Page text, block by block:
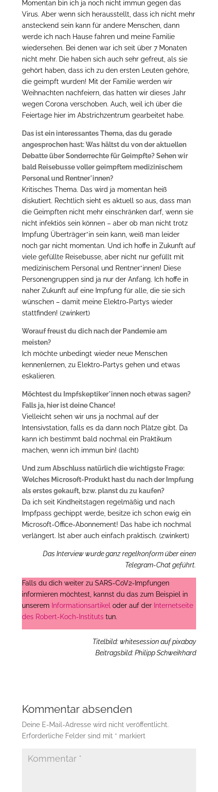
Momentan bin ich ja noch nicht immun gegen das
Virus. Aber wenn sich herausstellt, dass ich nicht mehr
ansteckend sein kann für andere Menschen, dann
werde ich nach Hause fahren und meine Familie
wiedersehen. Bei denen war ich seit über 7 Monaten
nicht mehr. Die haben sich auch sehr gefreut, als sie
gehört haben, dass ich zu den ersten Leuten gehöre,
die geimpft wurden! Mit der Familie werden wir
Weihnachten nachfeiern, das hatten wir dieses Jahr
wegen Corona verschoben. Auch, weil ich über die
Feiertage hier im Abstrichzentrum gearbeitet habe.
Das ist ein interessantes Thema, das du gerade
angesprochen hast: Was hältst du von der aktuellen
Debatte über Sonderrechte für Geimpfte? Sehen wir
bald Reisebusse voller geimpftem medizinischem
Personal und Rentner*innen?
Kritisches Thema. Das wird ja momentan heiß
diskutiert. Rechtlich sieht es aktuell so aus, dass man
die Geimpften nicht mehr einschränken darf, wenn sie
nicht infektiös sein können – aber ob man nicht trotz
Impfung Überträger*in sein kann, weiß man leider
noch gar nicht momentan. Und ich hoffe in Zukunft auf
viele gefüllte Reisebusse, aber nicht nur gefüllt mit
medizinischem Personal und Rentner*innen! Diese
Personengruppen sind ja nur der Anfang. Ich hoffe in
naher Zukunft auf eine Impfung für alle, die sie sich
wünschen – damit meine Elektro-Partys wieder
stattfinden! (zwinkert)
Worauf freust du dich nach der Pandemie am
meisten?
Ich möchte unbedingt wieder neue Menschen
kennenlernen, zu Elektro-Partys gehen und etwas
eskalieren.
Möchtest du Impfskeptiker*innen noch etwas sagen?
Falls ja, hier ist deine Chance!
Vielleicht sehen wir uns ja nochmal auf der
Intensivstation, falls es da dann noch Plätze gibt. Da
kann ich bestimmt bald nochmal ein Praktikum
machen, wenn ich immun bin! (lacht)
Und zum Abschluss natürlich die wichtigste Frage:
Welches Microsoft-Produkt hast du nach der Impfung
als erstes gekauft, bzw. planst du zu kaufen?
Da ich seit Kindheitstagen regelmäßig und nach
Impfpass gechippt werde, besitze ich schon ewig ein
Microsoft-Office-Abonnement! Das habe ich nochmal
verlängert. Ist aber auch einfach praktisch. (zwinkert)
Das Interview wurde ganz regelkonform über einen
Telegram-Chat geführt.
Falls du dich weiter zu SARS-CoV2-Impfungen
informieren möchtest, kannst du das zum Beispiel in
unserem Informationsartikel oder auf der Internetseite
des Robert-Koch-Institutstun.
Titelbild: whitesession auf pixabay
Beitragsbild: Philipp Schweikhard
Kommentar absenden
Deine E-Mail-Adresse wird nicht veröffentlicht.
Erforderliche Felder sind mit * markiert